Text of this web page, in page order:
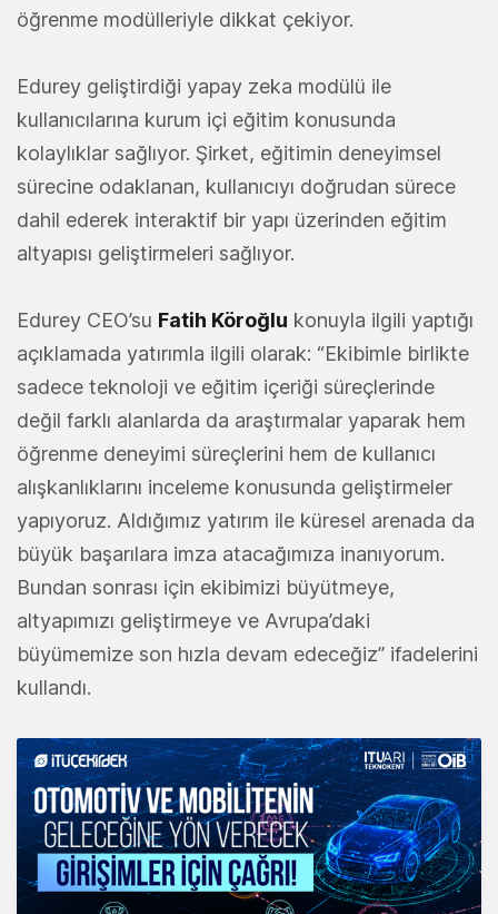
öğrenme modülleriyle dikkat çekiyor.
Edurey geliştirdiği yapay zeka modülü ile
kullanıcılarına kurum içi eğitim konusunda
kolaylıklar sağlıyor. Şirket, eğitimin deneyimsel
sürecine odaklanan, kullanıcıyı doğrudan sürece
dahil ederek interaktif bir yapı üzerinden eğitim
altyapısı geliştirmeleri sağlıyor.
Edurey CEO’su Fatih Köroğlu konuyla ilgili yaptığı
açıklamada yatırımla ilgili olarak: “Ekibimle birlikte
sadece teknoloji ve eğitim içeriği süreçlerinde
değil farklı alanlarda da araştırmalar yaparak hem
öğrenme deneyimi süreçlerini hem de kullanıcı
alışkanlıklarını inceleme konusunda geliştirmeler
yapıyoruz. Aldığımız yatırım ile küresel arenada da
büyük başarılara imza atacağımıza inanıyorum.
Bundan sonrası için ekibimizi büyütmeye,
altyapımızı geliştirmeye ve Avrupa’daki
büyümemize son hızla devam edeceğiz” ifadelerini
kullandı.